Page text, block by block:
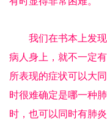
我们在书本上发现
病人身上，就不一定
所表现的症状可以大
时很难确定是哪一种
时，也可以同时有肺